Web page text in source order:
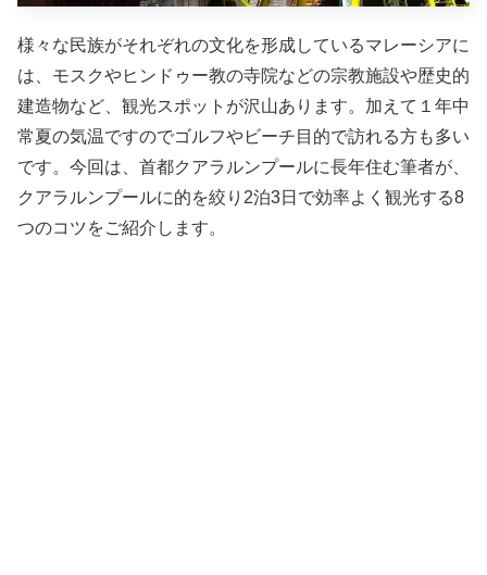
様々な民族がそれぞれの文化を形成しているマレーシアに
は、モスクやヒンドゥー教の寺院などの宗教施設や歴史的
建造物など、観光スポットが沢山あります。加えて１年中
常夏の気温ですのでゴルフやビーチ目的で訪れる方も多い
です。今回は、首都クアラルンプールに長年住む筆者が、
クアラルンプールに的を絞り2泊3日で効率よく観光する8
つのコツをご紹介します。